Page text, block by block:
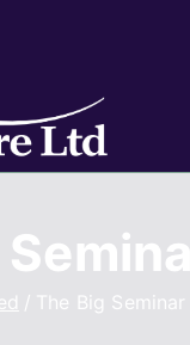
The Big